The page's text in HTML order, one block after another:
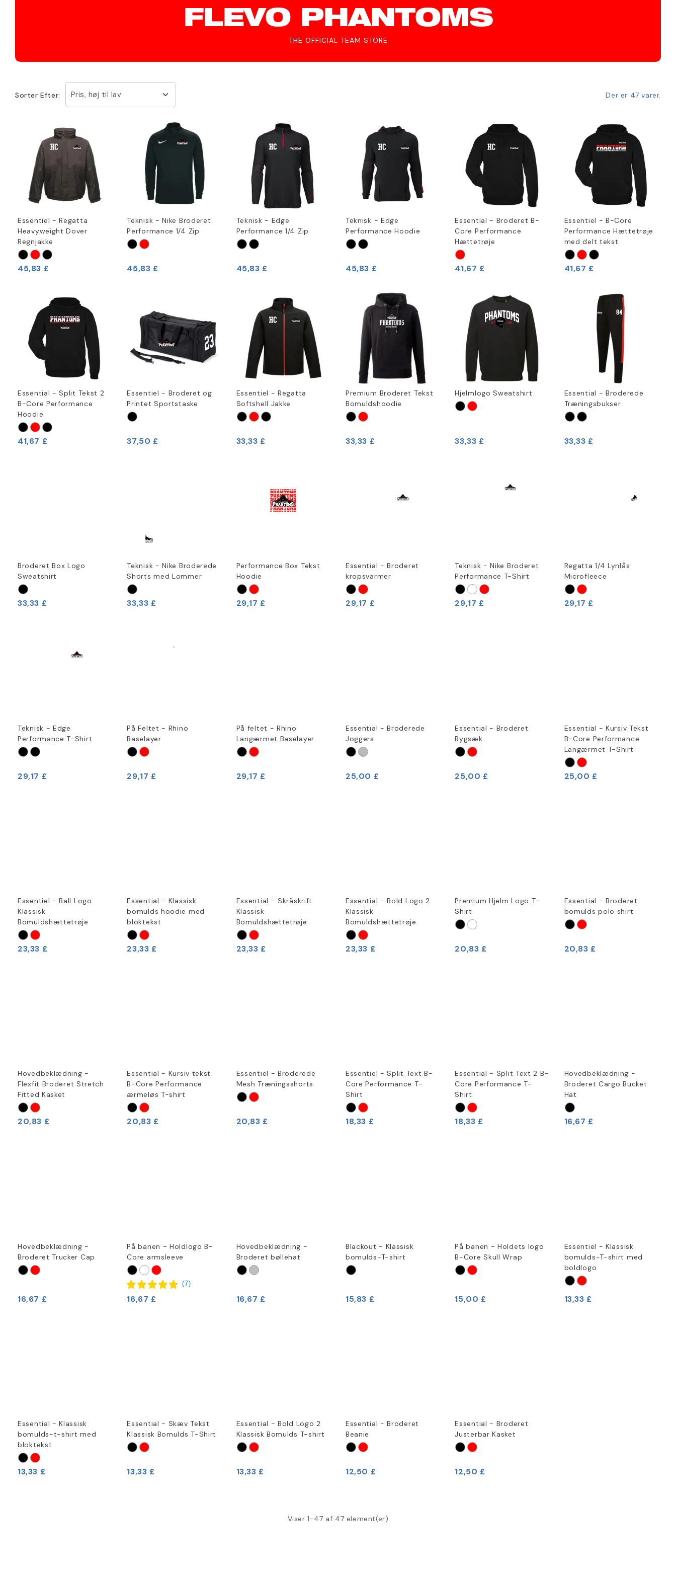
FLEVO PHANTOMS
THE OFFICIAL TEAM STORE
Sorter Efter: Pris, høj til lav Der er 47 varer.
Essentiel - Regatta
Heavyweight Dover
Regnjakke
45,83 £
Teknisk - Nike Broderet
Performance 1/4 Zip
45,83 £
Teknisk - Edge
Performance 1/4 Zip
45,83 £
Teknisk - Edge
Performance Hoodie
45,83 £
Essential - Broderet B-
Core Performance
Hættetrøje
41,67 £
Essentiel - B-Core
Performance Hættetrøje
med delt tekst
41,67 £
Essential - Split Tekst 2
B-Core Performance
Hoodie
41,67 £
Essentiel - Broderet og
Printet Sportstaske
37,50 £
Essentiel - Regatta
Softshell Jakke
33,33 £
Premium Broderet Tekst
Bomuldshoodie
33,33 £
Hjelmlogo Sweatshirt
33,33 £
Essential - Broderede
Træningsbukser
33,33 £
Broderet Box Logo
Sweatshirt
33,33 £
Teknisk - Nike Broderede
Shorts med Lommer
33,33 £
Performance Box Tekst
Hoodie
29,17 £
Essential - Broderet
kropsvarmer
29,17 £
Teknisk - Nike Broderet
Performance T-Shirt
29,17 £
Regatta 1/4 Lynlås
Microfleece
29,17 £
Teknisk - Edge
Performance T-Shirt
29,17 £
På Feltet - Rhino
Baselayer
29,17 £
På feltet - Rhino
Langærmet Baselayer
29,17 £
Essential - Broderede
Joggers
25,00 £
Essential - Broderet
Rygsæk
25,00 £
Essential - Kursiv Tekst
B-Core Performance
Langærmet T-Shirt
25,00 £
Essentiel - Ball Logo
Klassisk
Bomuldshættetrøje
23,33 £
Essential - Klassisk
bomulds hoodie med
bloktekst
23,33 £
Essential - Skråskrift
Klassisk
Bomuldshættetrøje
23,33 £
Essential - Bold Logo 2
Klassisk
Bomuldshættetrøje
23,33 £
Premium Hjelm Logo T-
Shirt
20,83 £
Essential - Broderet
bomulds polo shirt
20,83 £
Hovedbeklædning -
Flexfit Broderet Stretch
Fitted Kasket
20,83 £
Essential - Kursiv tekst
B-Core Performance
ærmeløs T-shirt
20,83 £
Essentiel - Broderede
Mesh Træningsshorts
20,83 £
Essentiel - Split Text B-
Core Performance T-
Shirt
18,33 £
Essential - Split Text 2 B-
Core Performance T-
Shirt
18,33 £
Hovedbeklædning -
Broderet Cargo Bucket
Hat
16,67 £
Hovedbeklædning -
Broderet Trucker Cap
16,67 £
På banen - Holdlogo B-
Core armsleeve
(7)
16,67 £
Hovedbeklædning -
Broderet bøllehat
16,67 £
Blackout - Klassisk
bomulds-T-shirt
15,83 £
På banen - Holdets logo
B-Core Skull Wrap
15,00 £
Essentiel - Klassisk
bomulds-T-shirt med
boldlogo
13,33 £
Essential - Klassisk
bomulds-t-shirt med
bloktekst
13,33 £
Essential - Skæv Tekst
Klassisk Bomulds T-Shirt
13,33 £
Essential - Bold Logo 2
Klassisk Bomulds T-shirt
13,33 £
Essential - Broderet
Beanie
12,50 £
Essential - Broderet
Justerbar Kasket
12,50 £
Viser 1-47 af 47 element(er)